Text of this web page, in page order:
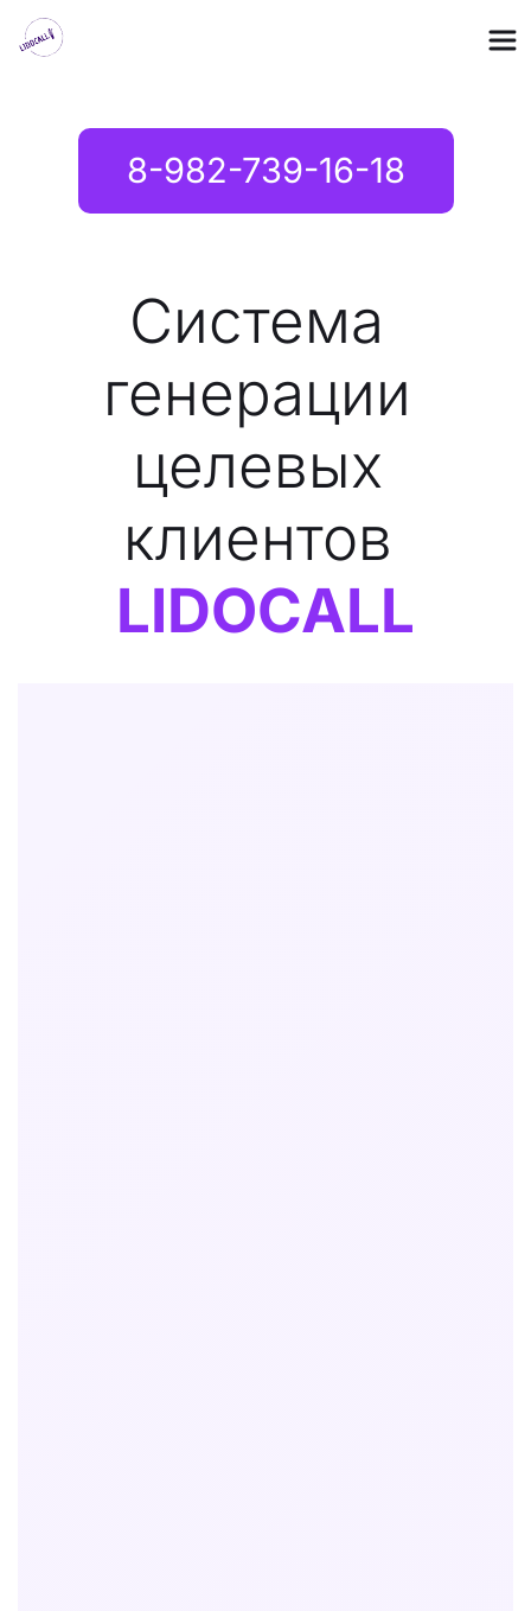
8-982-739-16-18
Система
генерации
целевых
LIDOCALL